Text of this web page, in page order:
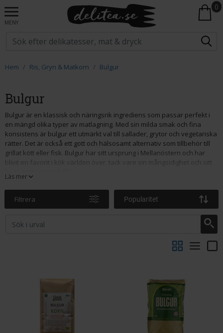
MENY
0
Hem Ris, Gryn & Matkorn Bulgur
Bulgur
Bulgur är en klassisk och näringsrik ingrediens som passar perfekt i
en mängd olika typer av matlagning. Med sin milda smak och fina
konsistens är bulgur ett utmärkt val till sallader, grytor och vegetariska
rätter. Det är också ett gott och hälsosamt alternativ som tillbehör till
grillat kött eller fisk. Bulgur har sitt ursprung i Mellanöstern och har
blivit en favorit i kök världen över, tack vare sin mångsidighet och sitt
Bulgur framställs av durumvete som förkokas, torkas och krossas till
små bitar. Detta gör att det går snabbt att tillaga, vilket gör bulgur till ett
smidigt alternativ för både vardagsmat och festliga tillfällen. Det är
dessutom rikt på fibrer, protein och viktiga vitaminer och mineraler,
vilket gör det både mättande och näringsrikt.
Använd bulgur som bas i fräscha sallader, som exempelvis en
klassisk tabbouleh, eller blanda ner det i värmande grytor för att ge
marinader. Utforska vårt sortiment och upptäck hur bulgur kan bli en
stapelvara i ditt kök!
Läs mer
Filtrera Popularitet